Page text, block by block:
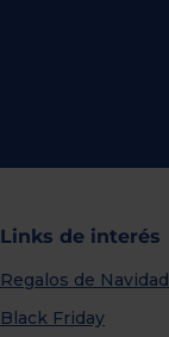
Links de interés
Regalos de Navidad
Black Friday